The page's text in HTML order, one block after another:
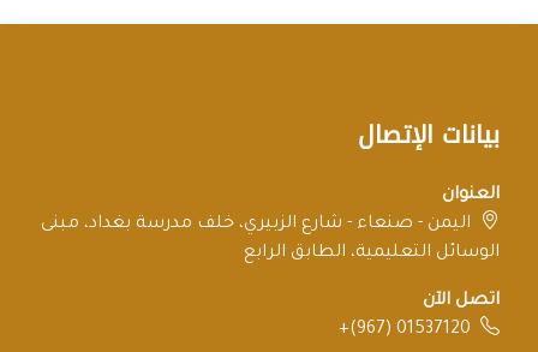
بيانات الإتصال
العنوان
اليمن - صنعاء - شارع الزبيري، خلف مدرسة بغداد، مبنى
الوسائل التعليمية، الطابق الرابع
اتصل الآن
+(967) 01537120